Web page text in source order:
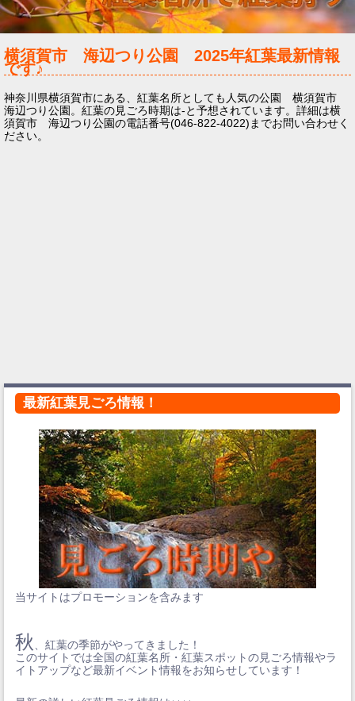
横須賀市 海辺つり公園 2025年紅葉最新情報
です♪
神奈川県横須賀市にある、紅葉名所としても人気の公園 横須賀市
海辺つり公園。紅葉の見ごろ時期は-と予想されています。詳細は横
須賀市 海辺つり公園の電話番号(046-822-4022)までお問い合わせく
ださい。
最新紅葉見ごろ情報！
当サイトはプロモーションを含みます
秋
、紅葉の季節がやってきました！
このサイトでは全国の紅葉名所・紅葉スポットの見ごろ情報やラ
イトアップなど最新イベント情報をお知らせしています！